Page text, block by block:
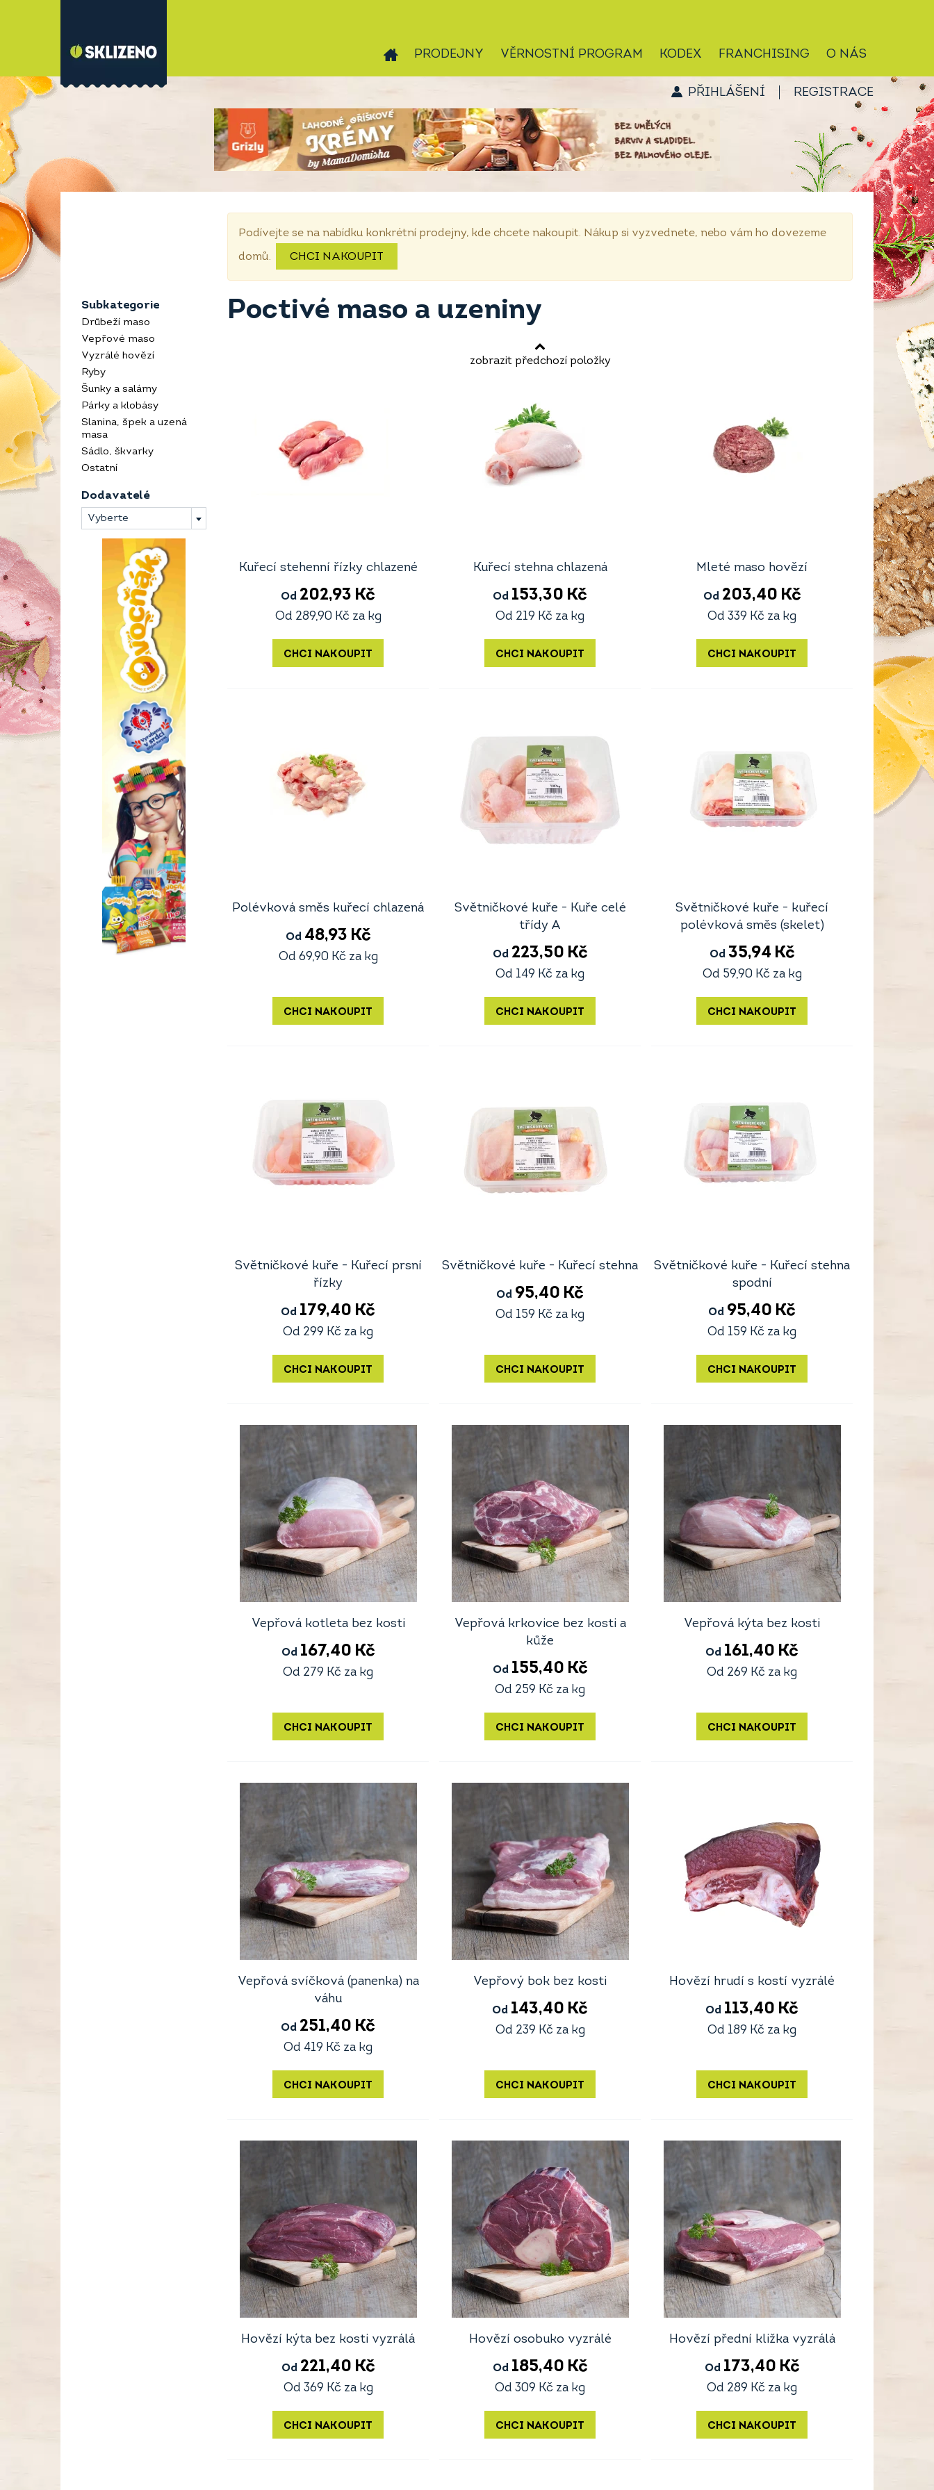
PRODEJNY VĚRNOSTNÍ PROGRAM KODEX FRANCHISING O NÁS
PŘIHLÁŠENÍ REGISTRACE
Subkategorie
Drůbeží maso
Vepřové maso
Vyzrálé hovězí
Ryby
Šunky a salámy
Párky a klobásy
Slanina, špek a uzená
masa
Sádlo, škvarky
Ostatní
Dodavatelé
Vyberte
Podívejte se na nabídku konkrétní prodejny, kde chcete nakoupit. Nákup si vyzvednete, nebo vám ho dovezeme
domů. CHCI NAKOUPIT
Poctivé maso a uzeniny
zobrazit předchozí položky
Kuřecí stehenní řízky chlazené
Od 202,93 Kč
Od 289,90 Kč za kg
CHCI NAKOUPIT
Kuřecí stehna chlazená
Od 153,30 Kč
Od 219 Kč za kg
CHCI NAKOUPIT
Mleté maso hovězí
Od 203,40 Kč
Od 339 Kč za kg
CHCI NAKOUPIT
Polévková směs kuřecí chlazená
Od 48,93 Kč
Od 69,90 Kč za kg
CHCI NAKOUPIT
Světničkové kuře - Kuře celé
třídy A
Od 223,50 Kč
Od 149 Kč za kg
CHCI NAKOUPIT
Světničkové kuře - kuřecí
polévková směs (skelet)
Od 35,94 Kč
Od 59,90 Kč za kg
CHCI NAKOUPIT
Světničkové kuře - Kuřecí prsní
řízky
Od 179,40 Kč
Od 299 Kč za kg
CHCI NAKOUPIT
Světničkové kuře - Kuřecí stehna
Od 95,40 Kč
Od 159 Kč za kg
CHCI NAKOUPIT
Světničkové kuře - Kuřecí stehna
spodní
Od 95,40 Kč
Od 159 Kč za kg
CHCI NAKOUPIT
Vepřová kotleta bez kosti
Od 167,40 Kč
Od 279 Kč za kg
CHCI NAKOUPIT
Vepřová krkovice bez kosti a
kůže
Od 155,40 Kč
Od 259 Kč za kg
CHCI NAKOUPIT
Vepřová kýta bez kosti
Od 161,40 Kč
Od 269 Kč za kg
CHCI NAKOUPIT
Vepřová svíčková (panenka) na
váhu
Od 251,40 Kč
Od 419 Kč za kg
CHCI NAKOUPIT
Vepřový bok bez kosti
Od 143,40 Kč
Od 239 Kč za kg
CHCI NAKOUPIT
Hovězí hrudí s kostí vyzrálé
Od 113,40 Kč
Od 189 Kč za kg
CHCI NAKOUPIT
Hovězí kýta bez kosti vyzrálá
Od 221,40 Kč
Od 369 Kč za kg
CHCI NAKOUPIT
Hovězí osobuko vyzrálé
Od 185,40 Kč
Od 309 Kč za kg
CHCI NAKOUPIT
Hovězí přední kližka vyzrálá
Od 173,40 Kč
Od 289 Kč za kg
CHCI NAKOUPIT